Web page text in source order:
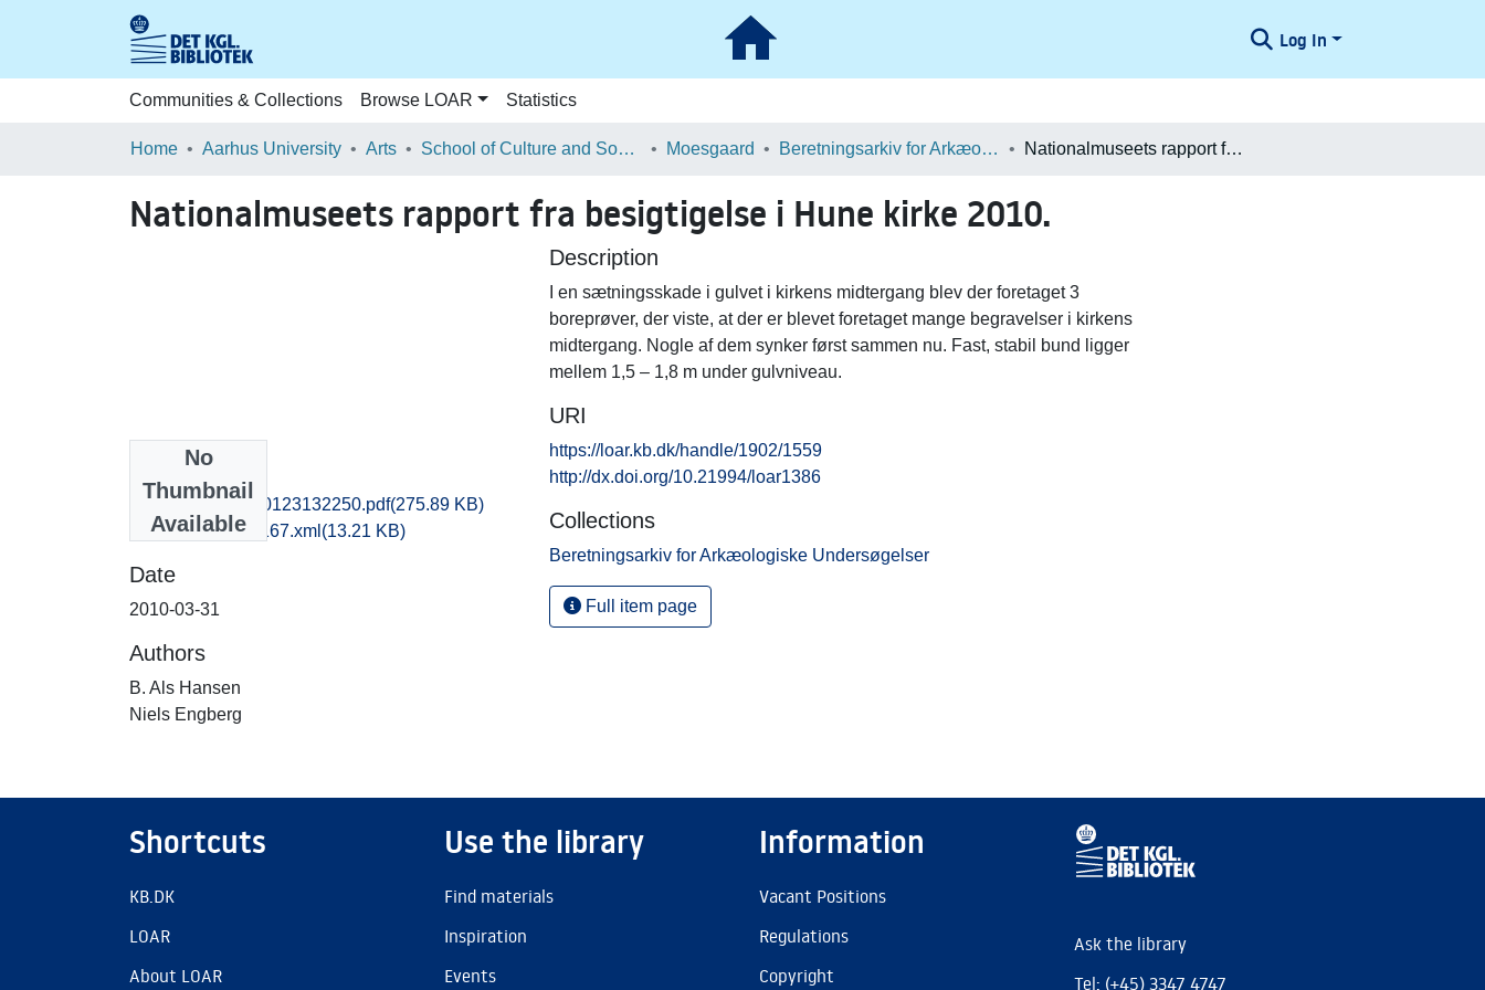
Log In
Communities & Collections Browse LOAR Statistics
Home Aarhus University Arts School of Culture and Society Moesgaard Beretningsarkiv for Arkæologiske Undersøgelser Nationalmuseets rapport fra besigtigelse i Hune kirke 2010.
Nationalmuseets rapport fra besigtigelse i Hune kirke 2010.
No
Thumbnail
Available
nat1mikr_20130123132250.pdf(275.89 KB)
recordxml_item_167.xml (13.21 KB)
Date
2010-03-31
Authors
B. Als Hansen
Niels Engberg
Description
I en sætningsskade i gulvet i kirkens midtergang blev der foretaget 3
boreprøver, der viste, at der er blevet foretaget mange begravelser i kirkens
midtergang. Nogle af dem synker først sammen nu. Fast, stabil bund ligger
mellem 1,5 – 1,8 m under gulvniveau.
URI
https://loar.kb.dk/handle/1902/1559
http://dx.doi.org/10.21994/loar1386
Collections
Beretningsarkiv for Arkæologiske Undersøgelser
Full item page
Shortcuts
KB.DK
LOAR
About LOAR
Use the library
Find materials
Inspiration
Events
Information
Vacant Positions
Regulations
Copyright
Ask the library
Tel: (+45) 3347 4747